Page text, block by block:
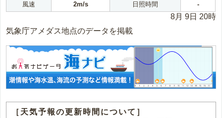
風速
2m/s 日照時間 -
8月 9日 20時
気象庁アメダス地点のデータを掲載
［天気予報の更新時間について］